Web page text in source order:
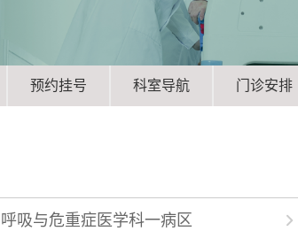
预约挂号 科室导航 门诊安排
呼吸与危重症医学科一病区